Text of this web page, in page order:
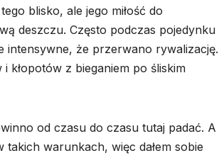
blisko, ale jego miłość do
deszczu. Często podczas pojedynku
intensywne, że przerwano rywalizację.
i kłopotów z bieganiem po śliskim
od czasu do czasu tutaj padać. A
warunkach, więc dałem sobie